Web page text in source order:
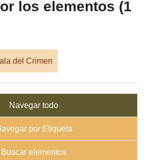
los elementos (1
del Crimen
Navegar todo
por Etiqueta
Buscar elementos